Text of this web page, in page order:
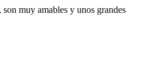
muy amables y unos grandes